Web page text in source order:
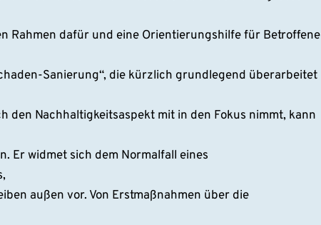
Rahmen dafür und eine Orientierungshilfe für Betroffene
Sanierung“, die kürzlich grundlegend überarbeitet
den Nachhaltigkeitsaspekt mit in den Fokus nimmt, kann
Er widmet sich dem Normalfall eines
außen vor. Von Erstmaßnahmen über die